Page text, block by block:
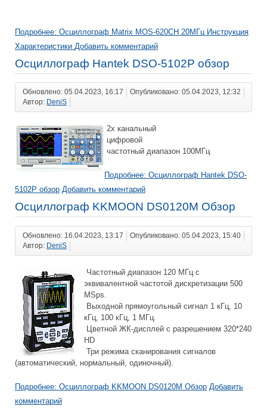
Подробнее: Осциллограф Matrix MOS-620CH 20МГц Инструкция
Характеристики Добавить комментарий
Осциллограф Hantek DSO-5102P обзор
Обновлено: 05.04.2023, 16:17
Опубликовано: 05.04.2023, 12:32
Автор: DeniS
2х канальный
цифровой
частотный диапазон 100МГц
Подробнее: Осциллограф Hantek DSO-
5102P обзор Добавить комментарий
Осциллограф KKMOON DS0120M Обзор
Обновлено: 16.04.2023, 13:17
Опубликовано: 05.04.2023, 15:40
Автор: DeniS
Частотный диапазон 120 МГц с
эквивалентной частотой дискретизации 500
MSps.
Выходной прямоугольный сигнал 1 кГц, 10
кГц, 100 кГц, 1 МГц.
Цветной ЖК-дисплей с разрешением 320*240
HD
Три режима сканирования сигналов
(автоматический, нормальный, одиночный).
Подробнее: Осциллограф KKMOON DS0120M Обзор Добавить
комментарий